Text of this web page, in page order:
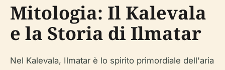
Mitologia: Il Kalevala
e la Storia di Ilmatar
Nel Kalevala, Ilmatar è lo spirito primordiale dell'aria